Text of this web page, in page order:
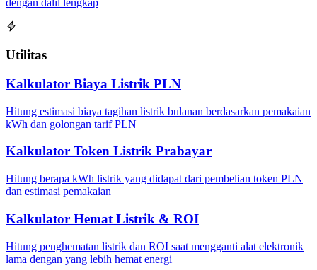
Utilitas
Kalkulator Biaya Listrik PLN
Hitung estimasi biaya tagihan listrik bulanan berdasarkan pemakaian
kWh dan golongan tarif PLN
Kalkulator Token Listrik Prabayar
Hitung berapa kWh listrik yang didapat dari pembelian token PLN
dan estimasi pemakaian
Kalkulator Hemat Listrik & ROI
Hitung penghematan listrik dan ROI saat mengganti alat elektronik
lama dengan yang lebih hemat energi